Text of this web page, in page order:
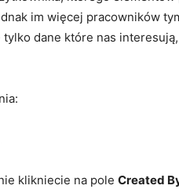
im więcej pracowników
dane które nas
klikniecie na pole Created